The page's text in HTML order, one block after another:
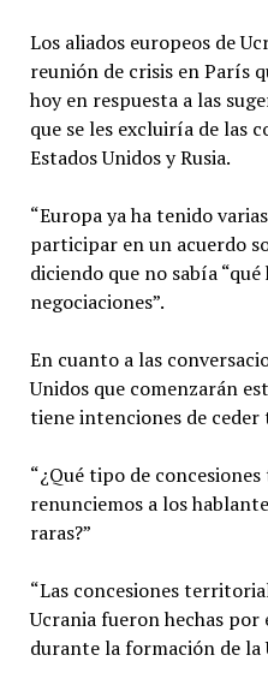
Los aliados europeos de
reunión de crisis en París
hoy en respuesta a las
que se les excluiría de las
Estados Unidos y Rusia.
“Europa ya ha tenido
participar en un acuerdo
diciendo que no sabía
negociaciones”.
En cuanto a las
Unidos que comenzarán
tiene intenciones de
“¿Qué tipo de
renunciemos a los
raras?”
“Las concesiones
Ucrania fueron hechas
durante la formación de la